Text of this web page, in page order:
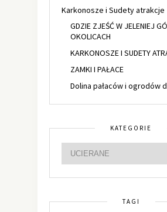
Karkonosze i Sudety atrakcje
GDZIE ZJEŚĆ W JELENIEJ
OKOLICACH
KARKONOSZE I SUDETY
ZAMKI I PAŁACE
Dolina pałaców i ogrodów
KATEGORIE
TAGI